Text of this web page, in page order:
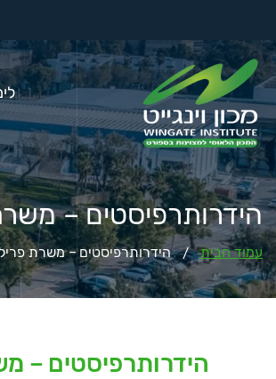
הידרותרפיסטים –
עמוד הבית / הידרותרפיסטים – משרת
הידרותרפיסטים –